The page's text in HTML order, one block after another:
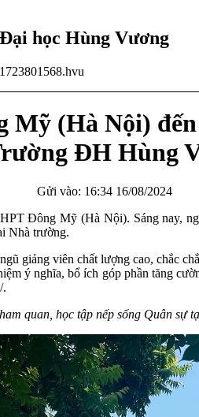
học Hùng Vương
(Hà Nội)
ĐH Hùng
Gửi vào: 16:34 16/08/2024
Đông Mỹ (Hà Nội). Sáng nay,
Nhà trường.
giảng viên chất lượng cao,
ý nghĩa, bổ ích góp phần tăng
.
quan, học tập nếp sống Quân sự